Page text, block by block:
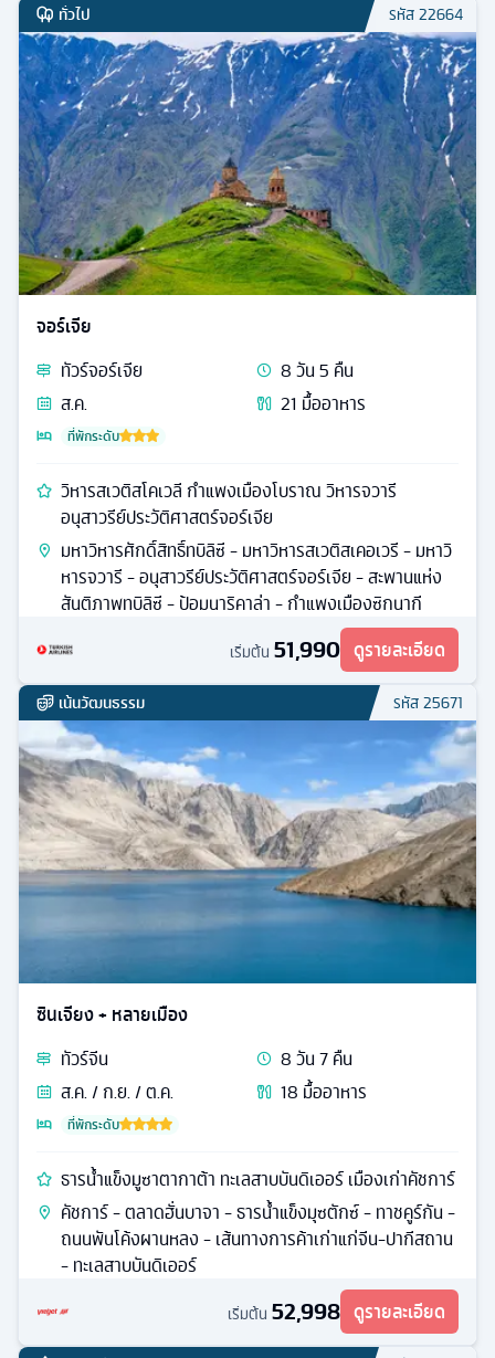
ทั่วไป รหัส22664
จอร์เจีย
ทัวร์จอร์เจีย 8วัน5 คืน
ส.ค.
21 มื้ออาหาร
ที่พักระดับ
วิหารสเวติสโคเวลี กำแพงเมืองโบราณ วิหารจวารี
อนุสาวรีย์ประวัติศาสตร์จอร์เจีย
มหาวิหารศักดิ์สิทธิ์ทบิลิซี - มหาวิหารสเวติสเคอเวรี - มหาวิ
หารจวารี - อนุสาวรีย์ประวัติศาสตร์จอร์เจีย - สะพานแห่ง
สันติภาพทบิลิซี - ป้อมนาริคาล่า - กำแพงเมืองซิกนากี
เริ่มต้น 51,990 ดูรายละเอียด
เน้นวัฒนธรรม รหัส25671
ซินเจียง + หลายเมือง
ทัวร์จีน 8วัน7คืน
ส.ค. / ก.ย. / ต.ค.
18 มื้ออาหาร
ที่พักระดับ
ธารน้ำแข็งมูซาตากาต้า ทะเลสาบบันดิเออร์ เมืองเก่าคัชการ์
คัชการ์ - ตลาดฮั่นบาจา - ธารน้ำแข็งมุซตักซ์ - ทาชคูร์กัน -
ถนนพันโค้งผานหลง - เส้นทางการค้าเก่าแก่จีน-ปากีสถาน
- ทะเลสาบบันดิเออร์
เริ่มต้น 52,998 ดูรายละเอียด